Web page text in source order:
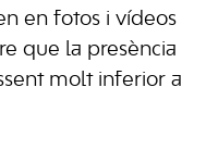
en fotos i vídeos
que la presència
molt inferior a